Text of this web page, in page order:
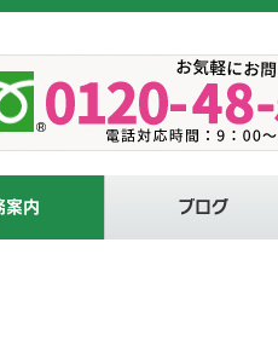
案内 ブログ